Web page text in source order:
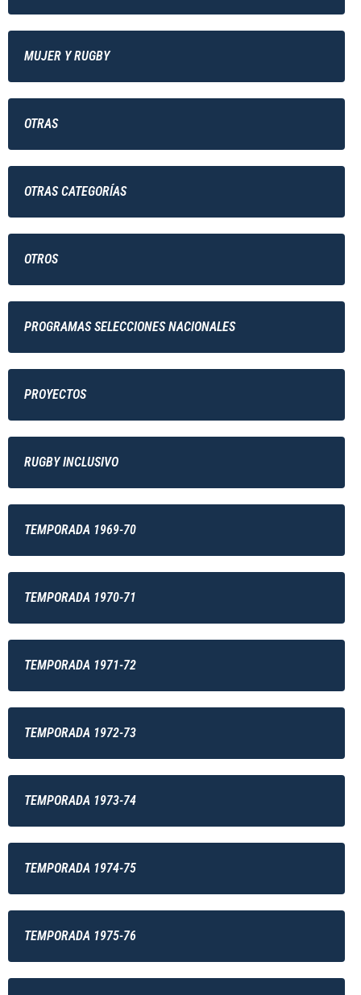
MUJER Y RUGBY
OTRAS
OTRAS CATEGORÍAS
OTROS
PROGRAMAS SELECCIONES NACIONALES
PROYECTOS
RUGBY INCLUSIVO
TEMPORADA 1969-70
TEMPORADA 1970-71
TEMPORADA 1971-72
TEMPORADA 1972-73
TEMPORADA 1973-74
TEMPORADA 1974-75
TEMPORADA 1975-76